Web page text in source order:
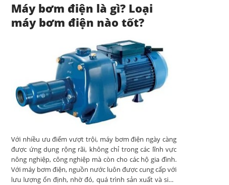
Máy bơm điện là gì? Loại
máy bơm điện nào tốt?
Với nhiều ưu điểm vượt trội, máy bơm điện ngày càng
được ứng dụng rộng rãi, không chỉ trong các lĩnh vực
nông nghiệp, công nghiệp mà còn cho các hộ gia đình.
Với máy bơm điện, nguồn nước luôn được cung cấp với
lưu lượng ổn định, nhờ đó, quá trình sản xuất và sinh